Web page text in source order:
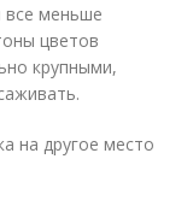
все меньше
цветов
крупными,
на другое место